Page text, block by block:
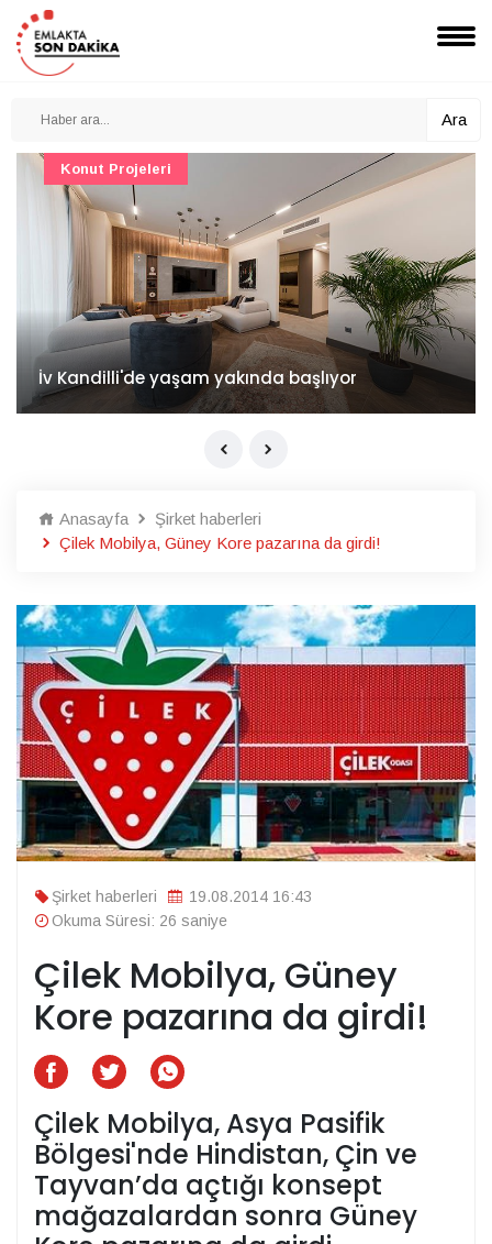
Ara
İv Kandilli'de yaşam yakında başlıyor
Konut Projeleri
Anasayfa
Şirket haberleri
Çilek Mobilya, Güney Kore pazarına da girdi!
Şirket haberleri
19.08.2014 16:43
Okuma Süresi: 26 saniye
Çilek Mobilya, Güney
Kore pazarına da girdi!
Çilek Mobilya, Asya Pasifik
Bölgesi'nde Hindistan, Çin ve
Tayvan’da açtığı konsept
mağazalardan sonra Güney